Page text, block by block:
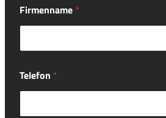
Firmenname *
Telefon *